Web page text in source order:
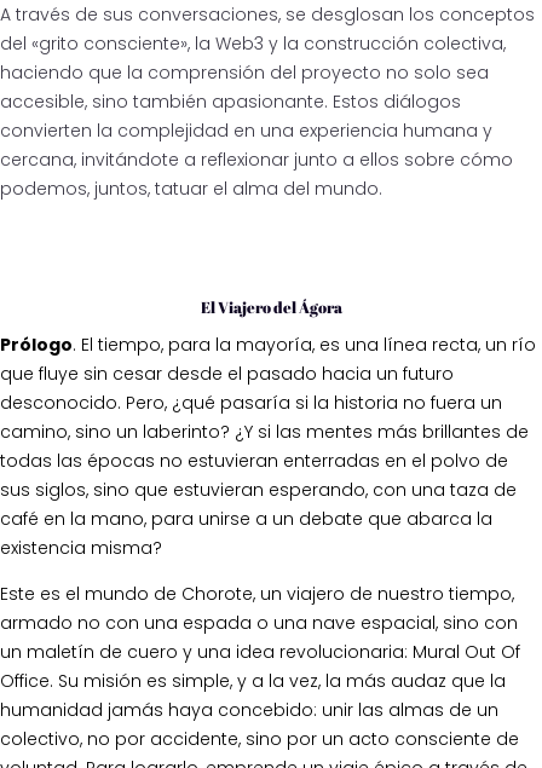
A través de sus conversaciones, se desglosan los conceptos
del «grito consciente», la Web3 y la construcción colectiva,
haciendo que la comprensión del proyecto no solo sea
accesible, sino también apasionante. Estos diálogos
convierten la complejidad en una experiencia humana y
cercana, invitándote a reflexionar junto a ellos sobre cómo
podemos, juntos, tatuar el alma del mundo.
El Viajero del Ágora
Prólogo. El tiempo, para la mayoría, es una línea recta, un río
que fluye sin cesar desde el pasado hacia un futuro
desconocido. Pero, ¿qué pasaría si la historia no fuera un
camino, sino un laberinto? ¿Y si las mentes más brillantes de
todas las épocas no estuvieran enterradas en el polvo de
sus siglos, sino que estuvieran esperando, con una taza de
café en la mano, para unirse a un debate que abarca la
existencia misma?
Este es el mundo de Chorote, un viajero de nuestro tiempo,
armado no con una espada o una nave espacial, sino con
un maletín de cuero y una idea revolucionaria: Mural Out Of
Office. Su misión es simple, y a la vez, la más audaz que la
humanidad jamás haya concebido: unir las almas de un
colectivo, no por accidente, sino por un acto consciente de